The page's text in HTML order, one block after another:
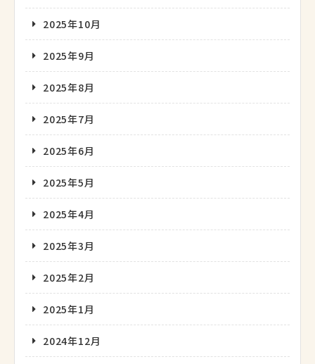
2025年10月
2025年9月
2025年8月
2025年7月
2025年6月
2025年5月
2025年4月
2025年3月
2025年2月
2025年1月
2024年12月